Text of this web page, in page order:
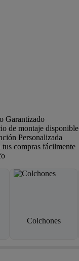
Garantizado
de montaje disponible
Personalizada
tus compras fácilmente
Colchones